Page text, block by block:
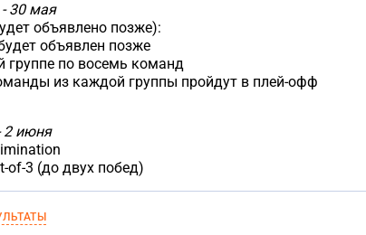
30 мая
объявлено позже):
объявлен позже
группе по восемь команд
из каждой группы пройдут в плей-офф
2 июня
of-3 (до двух побед)